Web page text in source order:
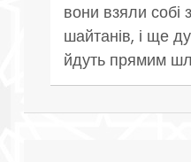
вони взяли собі
шайтанів, і ще
йдуть прямим